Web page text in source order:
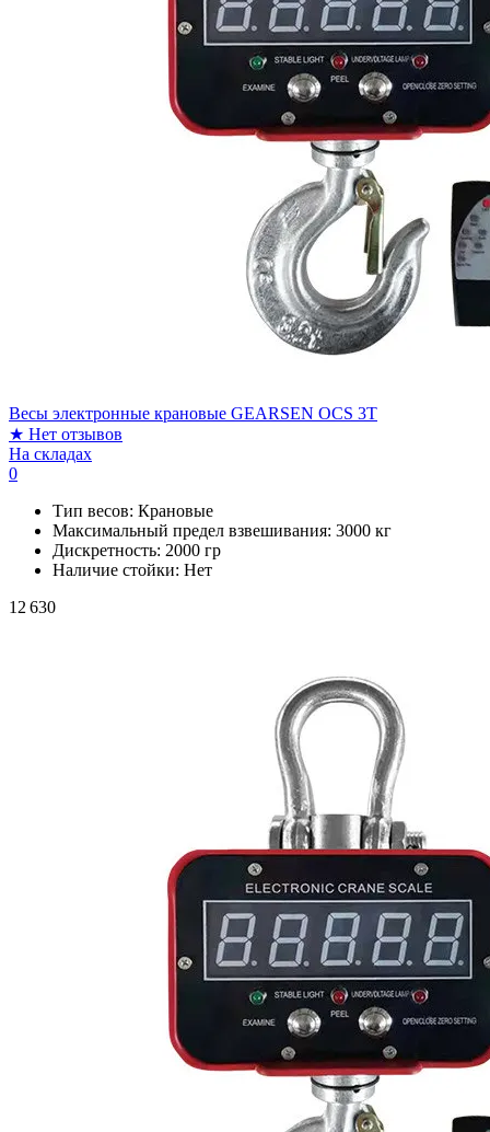
Весы электронные крановые GEARSEN OCS 3T
★ Нет отзывов
На складах
0
Тип весов: Крановые
Максимальный предел взвешивания: 3000 кг
Дискретность: 2000 гр
Наличие стойки: Нет
12 630